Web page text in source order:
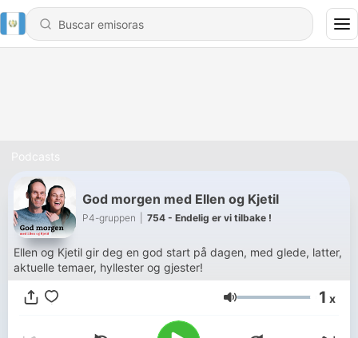
Podcasts
God morgen med Ellen og Kjetil
P4-gruppen 754 - Endelig er vi tilbake !
Ellen og Kjetil gir deg en god start på dagen, med glede, latter,
aktuelle temaer, hyllester og gjester!
Volumen 1 x